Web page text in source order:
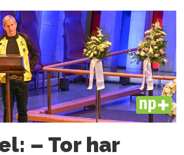
PLUS
– Tor har